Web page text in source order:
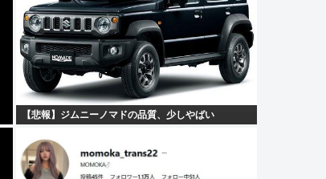
【悲報】ジムニーノマドの品質、少しやばい